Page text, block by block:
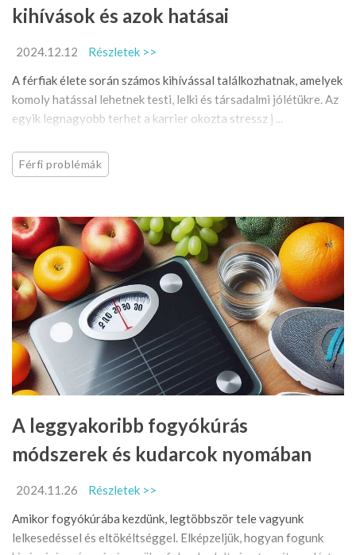
kihívások és azok hatásai
2024.12.12
Részletek >>
A férfiak élete során számos kihívással találkozhatnak, amelyek
komoly hatással lehetnek testi, lelki és társadalmi jólétükre. Az
egyik legnagyobb terhet a karrier okozta stressz j ...
Férfi problémák
A leggyakoribb fogyókúrás
módszerek és kudarcok nyomában
2024.11.26
Részletek >>
Amikor fogyókúrába kezdünk, legtöbbször tele vagyunk
lelkesedéssel és eltökéltséggel. Elképzeljük, hogyan fogunk